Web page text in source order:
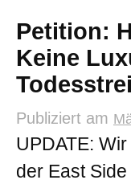
Petition:
Keine
Publiziert am
UPDATE:
der East